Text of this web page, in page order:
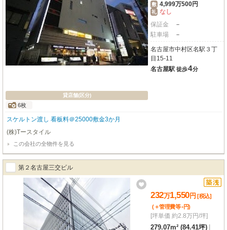
貸店舗(区分)
6枚
敷 4,999万500円
礼 なし
保証金
－
駐車場
－
名古屋市中村区名駅３丁
目15-11
名古屋駅 徒歩4分
スケルトン渡し 看板料＠25000敷金3か月
(株)Tースタイル
この会社の全物件を見る
第２名古屋三交ビル
232万1,550円 [税込]
(＋管理費等-円)
[坪単価 約2.8万円/坪]
279.07m² (84.41坪)